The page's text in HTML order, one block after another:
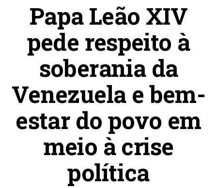
Papa Leão XIV
pede respeito à
soberania da
Venezuela e bem-
estar do povo em
meio à crise
política